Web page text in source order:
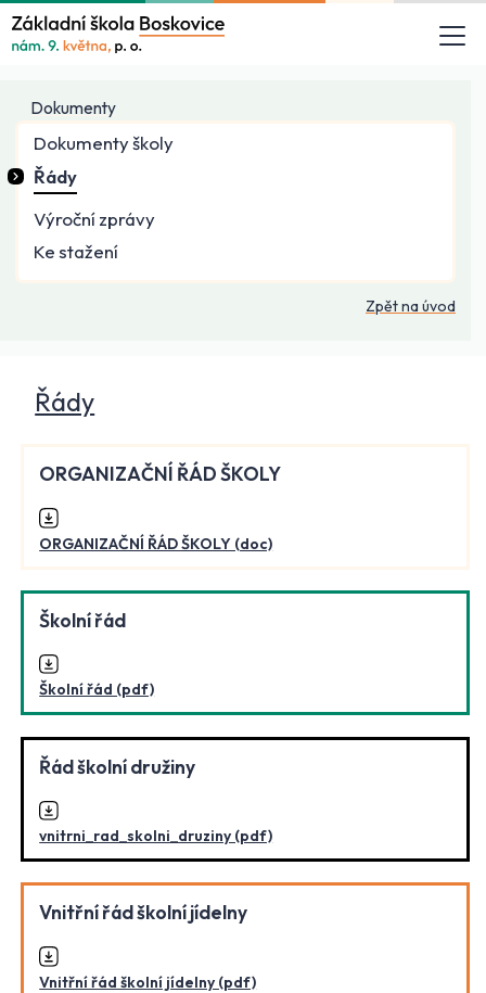
Dokumenty
Dokumenty školy
Řády
Výroční zprávy
Ke stažení
Zpět na úvod
Řády
ORGANIZAČNÍ ŘÁD ŠKOLY
ORGANIZAČNÍ ŘÁD ŠKOLY (doc)
Školní řád
Školní řád (pdf)
Řád školní družiny
vnitrni_rad_skolni_druziny (pdf)
Vnitřní řád školní jídelny
Vnitřní řád školní jídelny (pdf)